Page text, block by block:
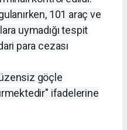
101 araç ve
uymadığı tespit
para cezası
göçle
ifadelerine